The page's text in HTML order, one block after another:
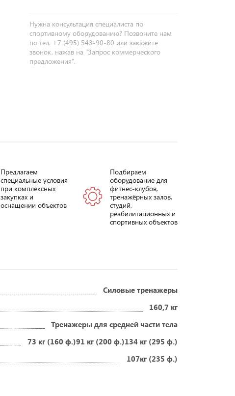
Нужна консультация специалиста по
спортивному оборудованию? Позвоните нам
по тел. +7 (495) 543-90-80 или закажите
звонок, нажав на "Запрос коммерческого
предложения".
Предлагаем
специальные условия
при комплексных
закупках и
оснащении объектов
Подбираем
оборудование для
фитнес-клубов,
тренажёрных залов,
студий,
реабилитационных и
спортивных объектов
Силовые тренажеры
160,7 кг
Тренажеры для средней части тела
73 кг (160 ф.)91 кг (200 ф.)134 кг (295 ф.)
107кг (235 ф.)